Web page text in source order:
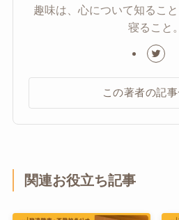
趣味は、心について知るこ
寝ること。
この著者の記
関連お役立ち記事